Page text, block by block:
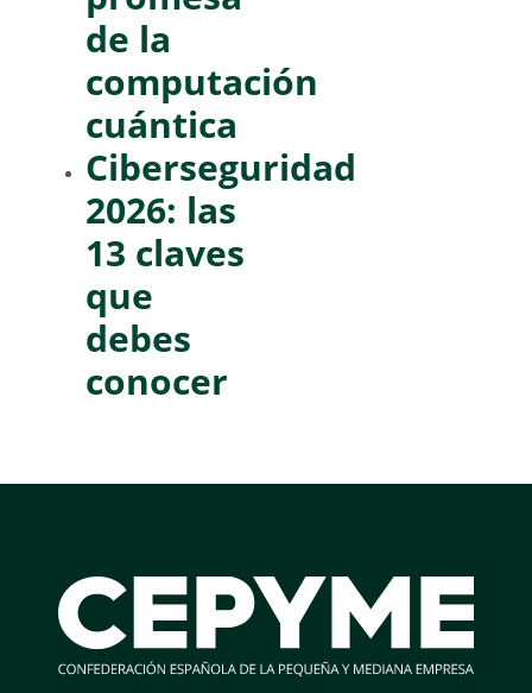
de la
computación
cuántica
Ciberseguridad
2026: las
13 claves
que
debes
conocer